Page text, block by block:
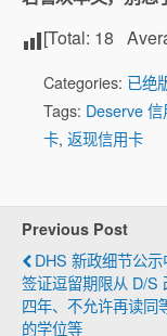
[Total: 18
Categories: 已绝
Tags: Deserve 信
卡, 返现信用卡
Previous Post
DHS 新政细节公
签证逗留期限从 D/S
四年、不允许再读同
的学位等